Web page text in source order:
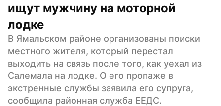
ищут мужчину на моторной
лодке
В Ямальском районе организованы поиски
местного жителя, который перестал
выходить на связь после того, как уехал из
Салемала на лодке. О его пропаже в
экстренные службы заявила его супруга,
сообщила районная служба ЕЕДС.